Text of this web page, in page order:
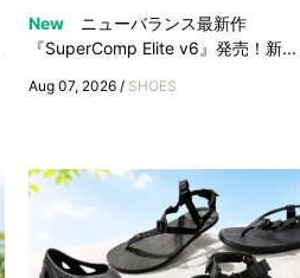
New
ニューバランス最新作
『SuperComp Elite v6』発売！新...
Aug 07, 2026 / SHOES